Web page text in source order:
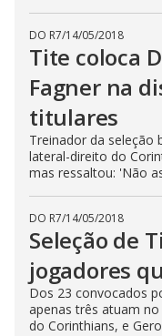
DO R7/14/05/2018
Tite coloca
Fagner na
titulares
Treinador da seleção
lateral-direito do
mas ressaltou: 'Não
DO R7/14/05/2018
Seleção de
jogadores
Dos 23 convocados
apenas três atuam
do Corinthians, e